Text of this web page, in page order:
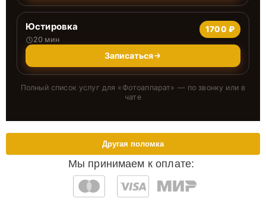
Юстировка
20 мин
1700 ₽
Записаться
Полный список услуг для « Фотоаппарат» — по звонку или в
чате
Мы принимаем к оплате:
Другая поломка